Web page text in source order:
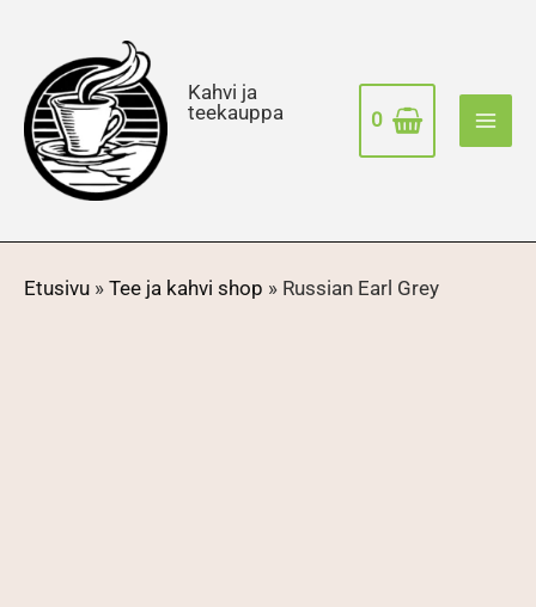
Kahvi ja
teekauppa
0
Etusivu » Tee ja kahvi shop » Russian Earl Grey